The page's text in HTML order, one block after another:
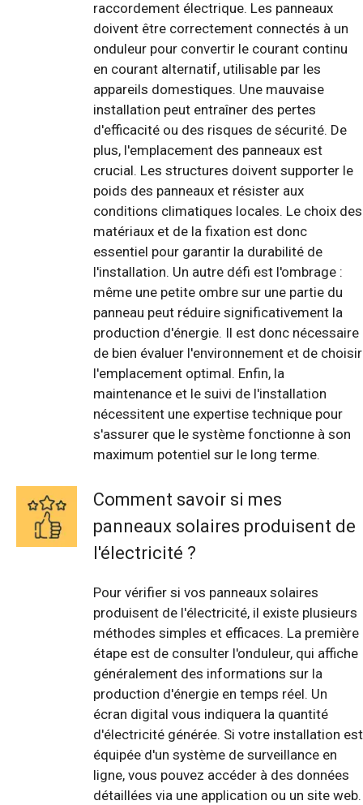
raccordement électrique. Les panneaux
doivent être correctement connectés à un
onduleur pour convertir le courant continu
en courant alternatif, utilisable par les
appareils domestiques. Une mauvaise
installation peut entraîner des pertes
d'efficacité ou des risques de sécurité. De
plus, l'emplacement des panneaux est
crucial. Les structures doivent supporter le
poids des panneaux et résister aux
conditions climatiques locales. Le choix des
matériaux et de la fixation est donc
essentiel pour garantir la durabilité de
l'installation. Un autre défi est l'ombrage :
même une petite ombre sur une partie du
panneau peut réduire significativement la
production d'énergie. Il est donc nécessaire
de bien évaluer l'environnement et de choisir
l'emplacement optimal. Enfin, la
maintenance et le suivi de l'installation
nécessitent une expertise technique pour
s'assurer que le système fonctionne à son
maximum potentiel sur le long terme.
Comment savoir si mes
panneaux solaires produisent de
l'électricité ?
Pour vérifier si vos panneaux solaires
produisent de l'électricité, il existe plusieurs
méthodes simples et efficaces. La première
étape est de consulter l'onduleur, qui affiche
généralement des informations sur la
production d'énergie en temps réel. Un
écran digital vous indiquera la quantité
d'électricité générée. Si votre installation est
équipée d'un système de surveillance en
ligne, vous pouvez accéder à des données
détaillées via une application ou un site web.